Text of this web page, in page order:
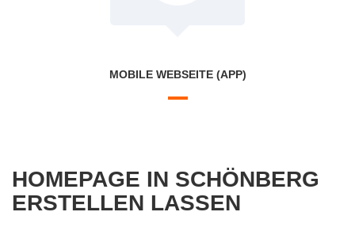
MOBILE WEBSEITE (APP)
HOMEPAGE IN SCHÖNBERG
ERSTELLEN LASSEN